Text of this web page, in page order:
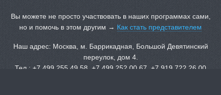
Вы можете не просто участвовать в наших программах сами,
но и помочь в этом другим → Как стать представителем
Наш адрес: Москва, м. Баррикадная, Большой Девятинский
переулок, дом 4.
Тел.: +7 499 255 49 58, +7 499 252 00 67, +7 919 722 26 00